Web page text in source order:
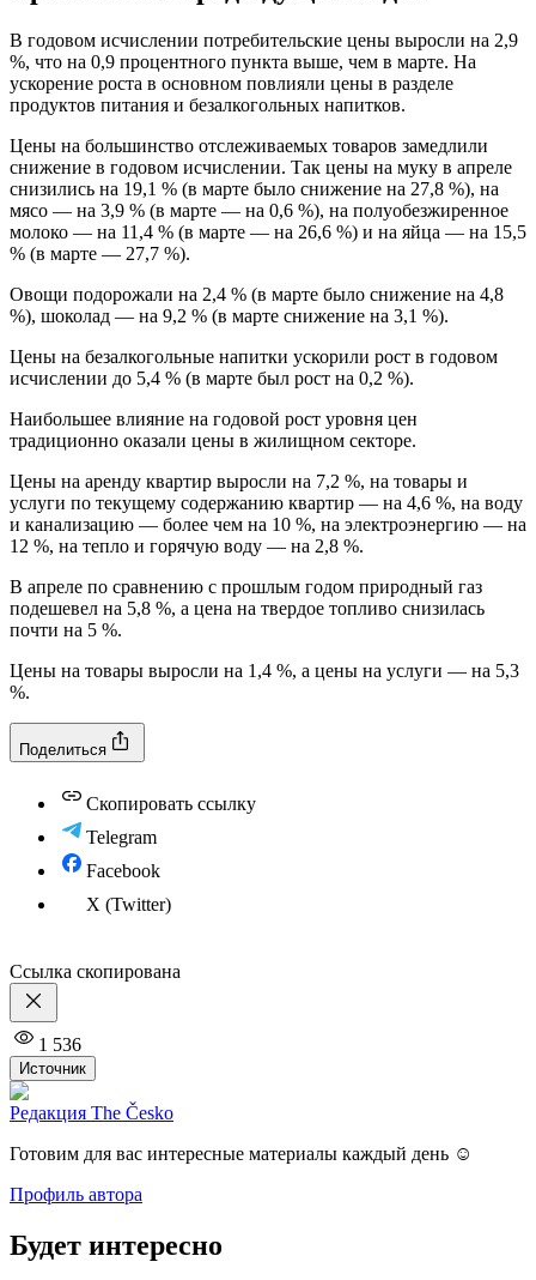
В годовом исчислении потребительские цены выросли на 2,9
%, что на 0,9 процентного пункта выше, чем в марте. На
ускорение роста в основном повлияли цены в разделе
продуктов питания и безалкогольных напитков.
Цены на большинство отслеживаемых товаров замедлили
снижение в годовом исчислении. Так цены на муку в апреле
снизились на 19,1 % (в марте было снижение на 27,8 %), на
мясо — на 3,9 % (в марте — на 0,6 %), на полуобезжиренное
молоко — на 11,4 % (в марте — на 26,6 %) и на яйца — на 15,5
% (в марте — 27,7 %).
Овощи подорожали на 2,4 % (в марте было снижение на 4,8
%), шоколад — на 9,2 % (в марте снижение на 3,1 %).
Цены на безалкогольные напитки ускорили рост в годовом
исчислении до 5,4 % (в марте был рост на 0,2 %).
Наибольшее влияние на годовой рост уровня цен
традиционно оказали цены в жилищном секторе.
Цены на аренду квартир выросли на 7,2 %, на товары и
услуги по текущему содержанию квартир — на 4,6 %, на воду
и канализацию — более чем на 10 %, на электроэнергию — на
12 %, на тепло и горячую воду — на 2,8 %.
В апреле по сравнению с прошлым годом природный газ
подешевел на 5,8 %, а цена на твердое топливо снизилась
почти на 5 %.
Цены на товары выросли на 1,4 %, а цены на услуги — на 5,3
%.
Поделиться
Скопировать ссылку
Telegram
Facebook
X (Twitter)
Ссылка скопирована
1 536
Источник
Редакция The Česko
Готовим для вас интересные материалы каждый день ☺️
Профиль автора
Будет интересно